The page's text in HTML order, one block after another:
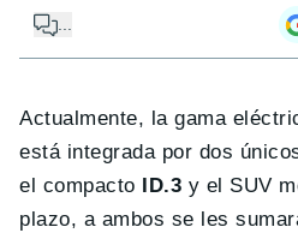
...
Actualmente, la gama
está integrada por dos
el compacto
ID.3 y el SUV
plazo, a ambos se les